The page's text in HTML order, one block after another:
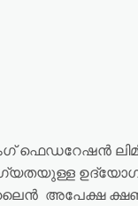
ഫെഡറേഷൻ
അപേക്ഷ